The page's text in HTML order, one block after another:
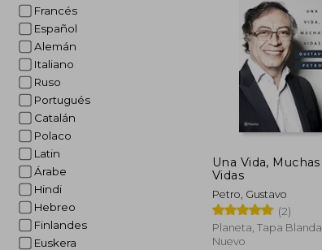
Francés
Español
Alemán
Italiano
Ruso
Portugués
Catalán
Polaco
Latin
Árabe
Hindi
Hebreo
Finlandes
Euskera
45%
dcto.
Una Vida, Muchas
Vidas
Petro, Gustavo
(2)
Planeta, Tapa Blanda,
Nuevo